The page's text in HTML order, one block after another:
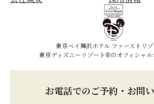
東京ベイ舞浜ホテル ファーストリ
東京ディズニーリゾート®のオフィシャル
お電話でのご予約・お問